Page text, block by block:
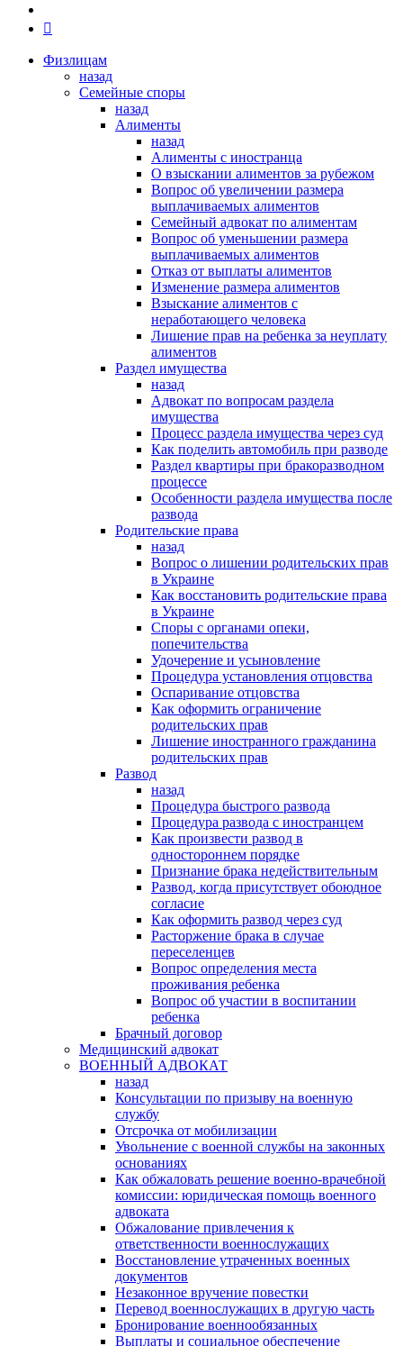
Физлицам
назад
Семейные споры
назад
Алименты
назад
Алименты с иностранца
О взыскании алиментов за рубежом
Вопрос об увеличении размера
выплачиваемых алиментов
Семейный адвокат по алиментам
Вопрос об уменьшении размера
выплачиваемых алиментов
Отказ от выплаты алиментов
Изменение размера алиментов
Взыскание алиментов с
неработающего человека
Лишение прав на ребенка за неуплату
алиментов
Раздел имущества
назад
Адвокат по вопросам раздела
имущества
Процесс раздела имущества через суд
Как поделить автомобиль при разводе
Раздел квартиры при бракоразводном
процессе
Особенности раздела имущества после
развода
Родительские права
назад
Вопрос о лишении родительских прав
в Украине
Как восстановить родительские права
в Украине
Споры с органами опеки,
попечительства
Удочерение и усыновление
Процедура установления отцовства
Оспаривание отцовства
Как оформить ограничение
родительских прав
Лишение иностранного гражданина
родительских прав
Развод
назад
Процедура быстрого развода
Процедура развода с иностранцем
Как произвести развод в
одностороннем порядке
Признание брака недействительным
Развод, когда присутствует обоюдное
согласие
Как оформить развод через суд
Расторжение брака в случае
переселенцев
Вопрос определения места
проживания ребенка
Вопрос об участии в воспитании
ребенка
Брачный договор
Медицинский адвокат
ВОЕННЫЙ АДВОКАТ
назад
Консультации по призыву на военную
службу
Отсрочка от мобилизации
Увольнение с военной службы на законных
основаниях
Как обжаловать решение военно-врачебной
комиссии: юридическая помощь военного
адвоката
Обжалование привлечения к
ответственности военнослужащих
Восстановление утраченных военных
документов
Незаконное вручение повестки
Перевод военнослужащих в другую часть
Бронирование военнообязанных
Выплаты и социальное обеспечение